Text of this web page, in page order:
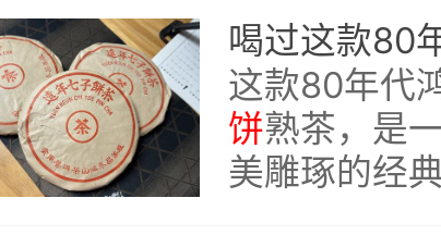
的参香药香
重了些。
这款80年代
饼熟茶，是
美雕琢的经